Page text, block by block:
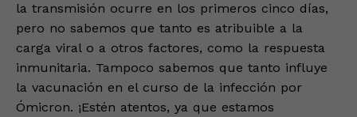
la transmisión ocurre en los primeros cinco días,
pero no sabemos que tanto es atribuible a la
carga viral o a otros factores, como la respuesta
inmunitaria. Tampoco sabemos que tanto influye
la vacunación en el curso de la infección por
Ómicron. ¡Estén atentos, ya que estamos